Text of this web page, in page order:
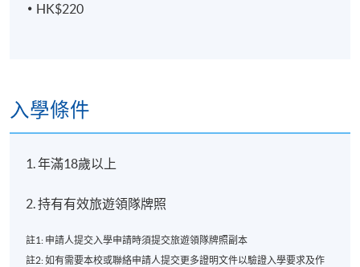
HK$220
入學條件
1. 年滿18歲以上
2. 持有有效旅遊領隊牌照
註1: 申請人提交入學申請時須提交旅遊領隊牌照副本
註2: 如有需要本校或聯絡申請人提交更多證明文件以驗證入學要求及作